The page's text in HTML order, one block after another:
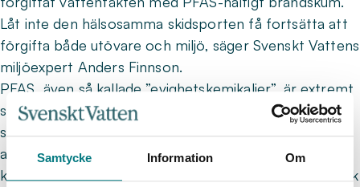
Samtycke Information Om
Låt inte den hälsosamma skidsporten få fortsätta att
förgifta både utövare och miljö, säger Svenskt Vattens
miljöexpert Anders Finnson.
PFAS, även så kallade ”evighetskemikalier”, är extremt
svårnedbrytbara och ackumuleras i vår miljö. De har i
studier visat sig försämra kroppens förmåga att bilda
antikroppar vid vaccinering och öka mängden
kolesterol i blodet. PFAS-ämnen har också i djurförsök